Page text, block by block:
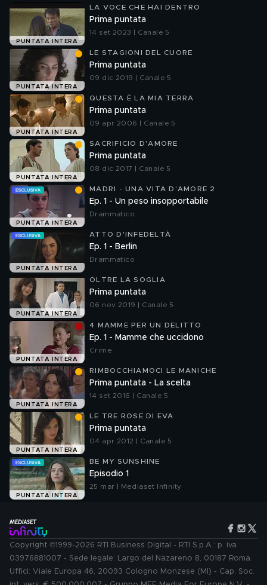
PUNTATA INTERA
LA VOCE CHE HAI DENTRO
Prima puntata
14 set 2023 | Canale 5
PUNTATA INTERA
LE STAGIONI DEL CUORE
Prima puntata
09 dic 2019 | Canale 5
PUNTATA INTERA
QUESTA È LA MIA TERRA
Prima puntata
09 apr 2006 | Canale 5
PUNTATA INTERA
SACRIFICIO D'AMORE
Prima puntata
08 dic 2017 | Canale 5
PUNTATA INTERA
MADRI - UNA VITA D'AMORE 2
Ep. 1 - Un peso insopportabile
Drammatico
PUNTATA INTERA
ATTO D'INFEDELTÀ
Ep. 1 - Berlin
Drammatico
PUNTATA INTERA
OLTRE LA SOGLIA
Prima puntata
06 nov 2019 | Canale 5
PUNTATA INTERA
4 MAMME PER UN DELITTO
Ep. 1 - Mamme che uccidono
Crime
PUNTATA INTERA
RIMBOCCHIAMOCI LE MANICHE
Prima puntata - La scelta
14 set 2016 | Canale 5
PUNTATA INTERA
LE TRE ROSE DI EVA
Prima puntata
04 apr 2012 | Canale 5
PUNTATA INTERA
BE MY SUNSHINE
Episodio 1
25 mar | Mediaset Infinity
Copyright ©1999-2026 RTI Business Digital - RTI S.p.A.: p. iva
03976881007 - Sede legale: Largo del Nazareno 8, 00187 Roma.
Uffici: Viale Europa 46, 20093 Cologno Monzese (MI) - Cap. Soc.